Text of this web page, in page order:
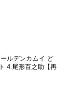
ルデンカムイ ど
4.尾形百之助【再